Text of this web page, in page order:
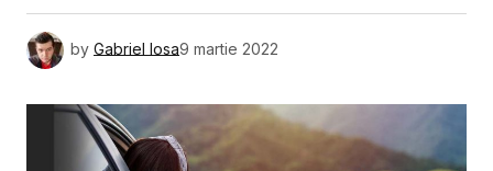
by Gabriel Iosa9 martie 2022